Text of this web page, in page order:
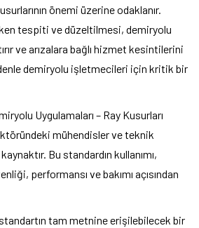
önemi üzerine odaklanır.
tespiti ve düzeltilmesi, demiryolu
ve arızalara bağlı hizmet kesintilerini
demiryolu işletmecileri için kritik bir
Uygulamaları – Ray Kusurları
mühendisler ve teknik
Bu standardın kullanımı,
performansı ve bakımı açısından
tam metnine erişilebilecek bir